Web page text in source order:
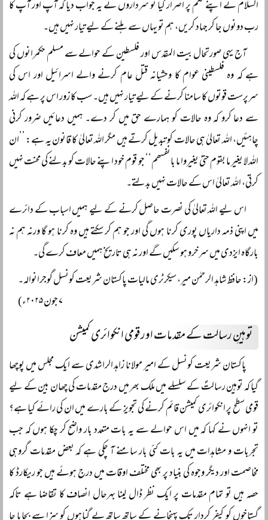
السلام نے اپنے حکم پر اصرار کیا تو سرداروں نے یہ جواب دیا کہ آپ اور آپ کا
رب دونوں جا کر جہاد کریں، ہم تو یہاں سے ہلنے کے لیے تیار نہیں ہیں۔
آج یہی صورتحال بیت المقدس اور فلسطین کے حوالے سے مسلم حکمرانوں کی
ہے کہ وہ فلسطینی عوام کا وحشیانہ قتل عام کرنے والے اسرائیل اور اس کی
سرپرست قوتوں کا سامنا کرنے کے لیے تیار نہیں ہیں۔ سب کا زور اس پر ہے کہ اللہ
سے دعا کرو کہ وہ حالات کو ہمارے حق میں کر دے۔ ہمیں دعائیں ضرور کرنی
چاہئیں، اللہ تعالیٰ ہی حالات کو تبدیل کرتے ہیں مگر اللہ تعالیٰ کا قانون یہ ہے: ’’ان
اللہ لا یغیر ما بقوم حتیٰ یغیروا ما بانفسھم‘‘ جو قوم خود اپنے حالات کو بدلنے کی محنت نہیں
کرتی، اللہ تعالیٰ اس کے حالات نہیں بدلتے۔
اس لیے اللہ تعالیٰ کی نصرت حاصل کرنے کے لیے ہمیں اسباب کے دائرے
میں اپنی ذمہ داریاں پوری کرنا ہوں گی اور جو ہم کر سکتے ہیں وہ کرنا ہو گا ورنہ ہم نہ
بارگاہ ایزدی میں سرخرو ہو سکیں گے اور نہ ہی تاریخ ہمیں معاف کرے گی۔
(از: حافظ شاہد الرحمٰن میر، سیکرٹری مالیات پاکستان شریعت کونسل گوجرانوالہ۔
۷ جون ۲۰۲۵ء)
توہینِ رسالت کے مقدمات اور قومی انکوائری کمیشن
پاکستان شریعت کونسل کے امیر مولانا زاہد الراشدی سے ایک مجلس میں پوچھا
گیا کہ توہین رسالتؐ کے سلسلے میں ملک بھر میں درج مقدمات کی چھان بین کے لیے
قومی سطح پر انکوائری کمیشن قائم کرنے کی تجویز کے بارے میں ان کی رائے کیا ہے؟
تو انہوں نے کہا کہ میں اس حوالے سے یہ بات متعدد بار واضح کر چکا ہوں کہ جب
تجربات و مشاہدات میں یہ بات کئی بار سامنے آ چکی ہے کہ بعض مقدمات گروہی
مخاصمت اور دیگر وجوہ کی بنیاد پر بھی مختلف اوقات میں درج ہوئے ہیں جو ریکارڈ کا
حصہ ہیں تو تمام مقدمات پر ایک نظر ڈال لینا بہرحال انصاف کا تقاضا ہے تاکہ